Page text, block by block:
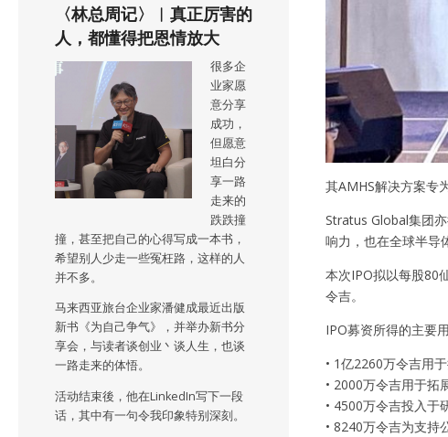
其AMHS解决方案专
Stratus Global集团
响力，也在全球半导
本次IPO拟以每股80
令吉。
IPO募资所得的主要
• 1亿2260万令吉用
• 2000万令吉用于拓
• 4500万令吉投入于
• 8240万令吉为支持
〈林总周记〉︱真正厉害的
人，都懂得把恩情放大
很多企
业家愿
意分享
成功，
但愿意
坦白分
享一路
走来的
跌跌撞
撞，甚至把自己的心得写成一本书，
希望别人少走一些冤枉路，这样的人
并不多。
马来西亚旅台企业家潘健成最近出版
新书《为自己争气》，并举办新书分
享会，与读者谈创业丶谈人生，也谈
一路走来的体悟。
活动结束後，他在LinkedIn写下一段
话，其中有一句令我印象特别深刻。